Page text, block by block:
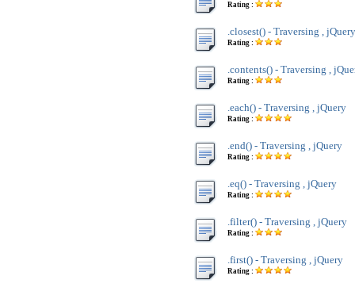
Rating :
.closest() - Traversing , jQuery
Rating :
.contents() - Traversing ,
Rating :
.each() - Traversing , jQuery
Rating :
.end() - Traversing , jQuery
Rating :
.eq() - Traversing , jQuery
Rating :
.filter() - Traversing , jQuery
Rating :
.first() - Traversing , jQuery
Rating :